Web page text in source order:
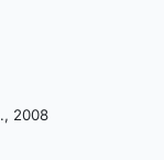
., 2008